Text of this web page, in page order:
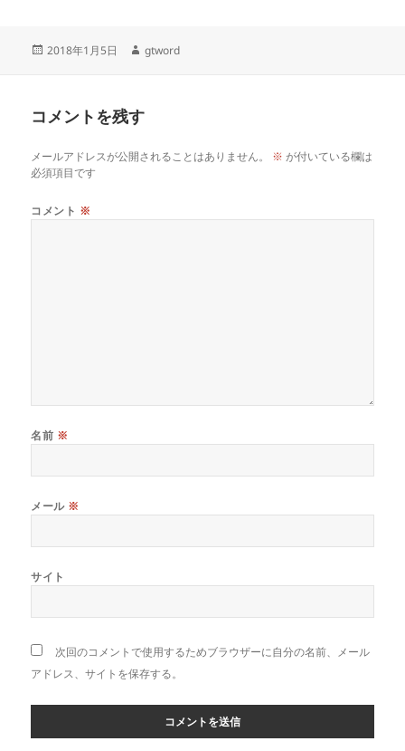
投
2018年1月5日
作
gtword
コメントを残す
メールアドレスが公開されることはありません。 ※ が付いている欄は
必須項目です
コメント ※
名前 ※
メール ※
サイト
次回のコメントで使用するためブラウザーに自分の名前、メール
アドレス、サイトを保存する。